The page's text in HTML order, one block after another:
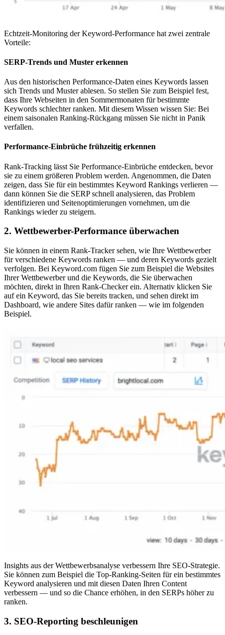
Echtzeit-Monitoring der Keyword-Performance hat zwei zentrale
Vorteile:
SERP-Trends und Muster erkennen
Aus den historischen Performance-Daten eines Keywords lassen
sich Trends und Muster ablesen. So stellen Sie zum Beispiel fest,
dass Ihre Webseiten in den Sommermonaten für bestimmte
Keywords schlechter ranken. Mit diesem Wissen wissen Sie: Bei
einem saisonalen Ranking-Rückgang müssen Sie nicht in Panik
verfallen.
Performance-Einbrüche frühzeitig erkennen
Rank-Tracking lässt Sie Performance-Einbrüche entdecken, bevor
sie zu einem größeren Problem werden. Angenommen, die Daten
zeigen, dass Sie für ein bestimmtes Keyword Rankings verlieren —
dann können Sie die SERP schnell analysieren, das Problem
identifizieren und Seitenoptimierungen vornehmen, um die
Rankings wieder zu steigern.
2. Wettbewerber-Performance überwachen
Sie können in einem Rank-Tracker sehen, wie Ihre Wettbewerber
für verschiedene Keywords ranken — und deren Keywords gezielt
verfolgen. Bei Keyword.com fügen Sie zum Beispiel die Websites
Ihrer Wettbewerber und die Keywords, die Sie überwachen
möchten, direkt in Ihren Rank-Checker ein. Alternativ klicken Sie
auf ein Keyword, das Sie bereits tracken, und sehen direkt im
Dashboard, wie andere Sites dafür ranken — wie im folgenden
Beispiel.
Insights aus der Wettbewerbsanalyse verbessern Ihre SEO-Strategie.
Sie können zum Beispiel die Top-Ranking-Seiten für ein bestimmtes
Keyword analysieren und mit diesen Daten Ihren Content
verbessern — und so die Chance erhöhen, in den SERPs höher zu
ranken.
3. SEO-Reporting beschleunigen